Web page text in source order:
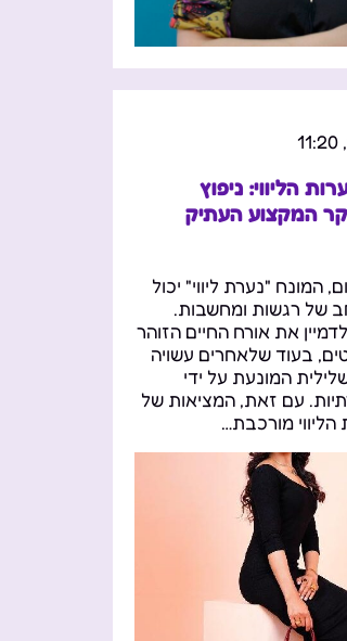
הליווי: ניפוץ
המקצוע העתיק
המונח "נערת ליווי" יכול
של רגשות ומחשבות.
את אורח החיים הזוהר
בעוד שלאחרים עשויה
המונעת על ידי
עם זאת, המציאות של
מורכבת…